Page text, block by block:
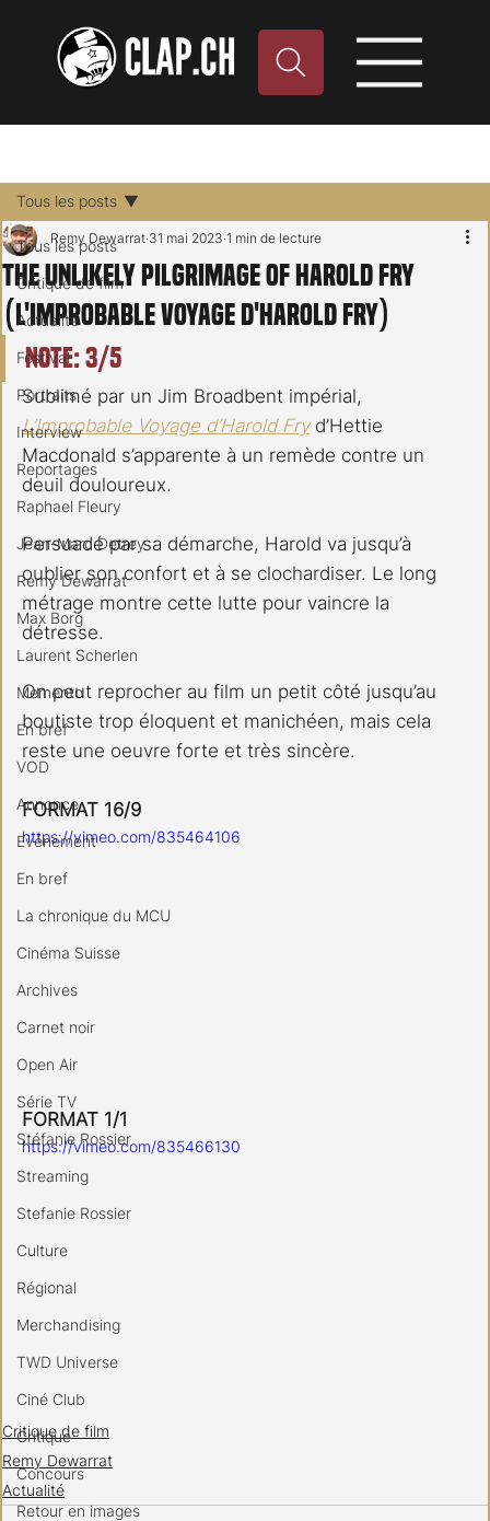
Tous les posts
Critique de film
Actualité
Festival
Portraits
Interview
Reportages
Raphael Fleury
Jean-Marc Detrey
Remy Dewarrat
Max Borg
Laurent Scherlen
Memento
En bref
VOD
Annonce
Evénement
En bref
La chronique du MCU
Cinéma Suisse
Archives
Carnet noir
Open Air
Série TV
Stéfanie Rossier
Streaming
Stefanie Rossier
Culture
Régional
Merchandising
TWD Universe
Ciné Club
Critique
Concours
Retour en images
Tous les posts
The Unlikely Pilgrimage of Harold Fry
(L'Improbable Voyage d'Harold Fry)
Remy Dewarrat 31 mai 2023 1 min de lecture
Note: 3/5
Sublimé par un Jim Broadbent impérial,
L’Improbable Voyage d’Harold Fry d’Hettie
Macdonald s’apparente à un remède contre un
deuil douloureux.
Persuadé par sa démarche, Harold va jusqu’à
oublier son confort et à se clochardiser. Le long
métrage montre cette lutte pour vaincre la
détresse.
On peut reprocher au film un petit côté jusqu’au
boutiste trop éloquent et manichéen, mais cela
reste une oeuvre forte et très sincère.
FORMAT 16/9
https://vimeo.com/835464106
FORMAT 1/1
https://vimeo.com/835466130
Critique de film
Remy Dewarrat
Actualité